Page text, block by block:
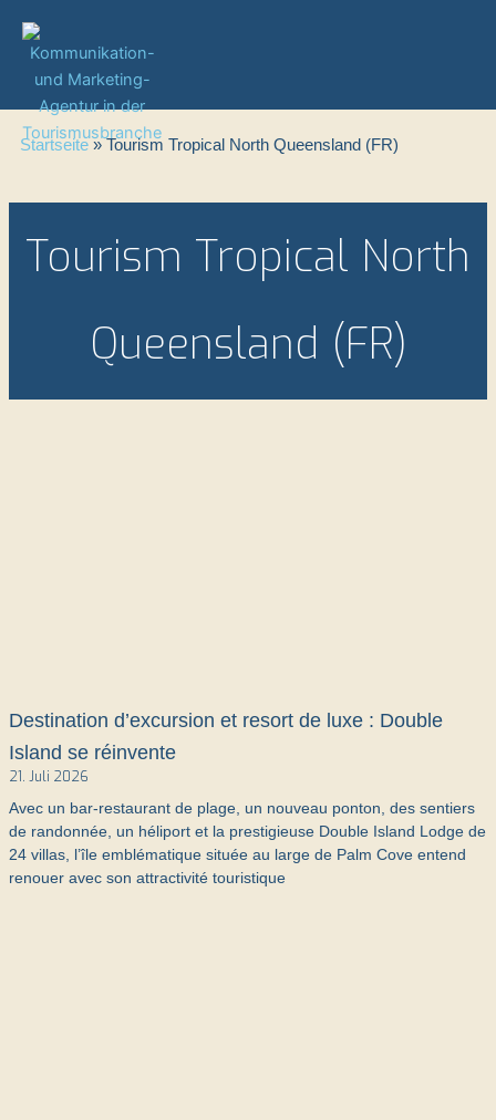
Inhalt
springen
Startseite»Tourism Tropical North Queensland (FR)
Tourism Tropical North
Queensland (FR)
Destination d’excursion et resort de luxe : Double
Island se réinvente
21. Juli 2026
Avec un bar-restaurant de plage, un nouveau ponton, des sentiers
de randonnée, un héliport et la prestigieuse Double Island Lodge de
24 villas, l’île emblématique située au large de Palm Cove entend
renouer avec son attractivité touristique